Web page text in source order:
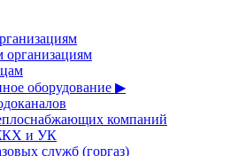
оборудование ▶
компаний
и УК
служб (горгаз)